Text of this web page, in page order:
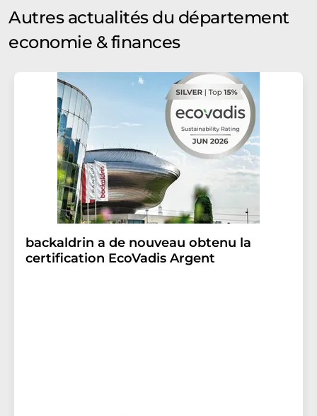
Autres actualités du département
economie & finances
backaldrin a de nouveau obtenu la
certification EcoVadis Argent